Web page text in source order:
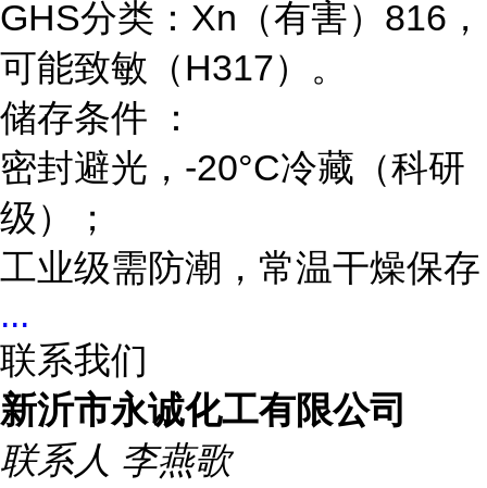
GHS分类：Xn（有害）816，
可能致敏（H317）。
储存条件 ：
密封避光，-20°C冷藏（科研
级）；
工业级需防潮，常温干燥保存
...
联系我们
新沂市永诚化工有限公司
联系人 李燕歌